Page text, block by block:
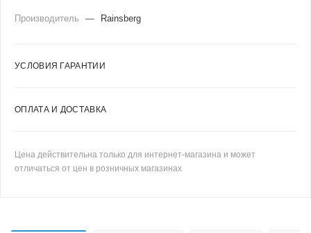
Производитель — Rainsberg
УСЛОВИЯ ГАРАНТИИ
ОПЛАТА И ДОСТАВКА
Цена действительна только для интернет-магазина и может
отличаться от цен в розничных магазинах